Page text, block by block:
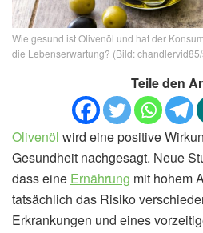
Wie gesund ist Olivenöl und hat der
die Lebenserwartung? (Bild:
Teile den
Olivenöl wird eine positive
Gesundheit nachgesagt. Neue
dass eine Ernährung mit hohem
tatsächlich das Risiko
Erkrankungen und eines